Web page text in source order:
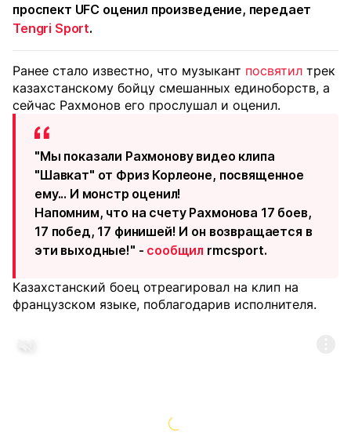
проспект UFC оценил произведение, передает
Tengri Sport.
Ранее стало известно, что музыкант посвятил трек
казахстанскому бойцу смешанных единоборств, а
сейчас Рахмонов его прослушал и оценил.
"Мы показали Рахмонову видео клипа
"Шавкат" от Фриз Корлеоне, посвященное
ему... И монстр оценил!
Напомним, что на счету Рахмонова 17 боев,
17 побед, 17 финишей! И он возвращается в
эти выходные!" - сообщил rmcsport.
Казахстанский боец отреагировал на клип на
французском языке, поблагодарив исполнителя.